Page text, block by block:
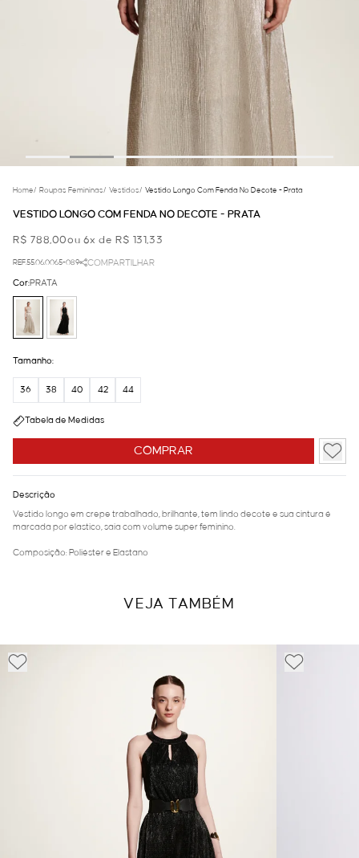
Home/ Roupas Femininas/ Vestidos/ Vestido Longo Com Fenda No Decote - Prata
VESTIDO LONGO COM FENDA NO DECOTE - PRATA
R$ 788,00ou 6x de R$ 131,33
REF.55.06.0065-089 COMPARTILHAR
COMPRAR
Cor:PRATA
Tamanho:
36 38 40 42 44
Tabela de Medidas
Descrição
Vestido longo em crepe trabalhado, brilhante, tem lindo decote e sua cintura é
marcada por elastico, saia com volume super feminino.
Composição: Poliéster e Elastano
VEJA TAMBÉM